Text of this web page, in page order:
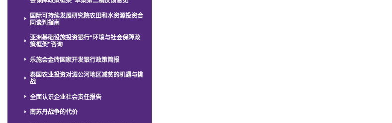
国际可持续发展研究院农田和水资源投资合
同谈判指南
亚洲基础设施投资银行“环境与社会保障政
策框架”咨询
乐施会金砖国家开发银行政策简报
泰国农业投资对湄公河地区减贫的机遇与挑
战
全面认识企业社会责任报告
南苏丹战争的代价